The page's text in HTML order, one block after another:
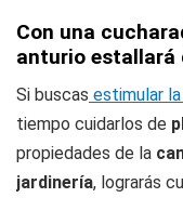
Con una
anturio estallará
Si buscas estimular
tiempo cuidarlos de
propiedades de la
jardinería, lograrás